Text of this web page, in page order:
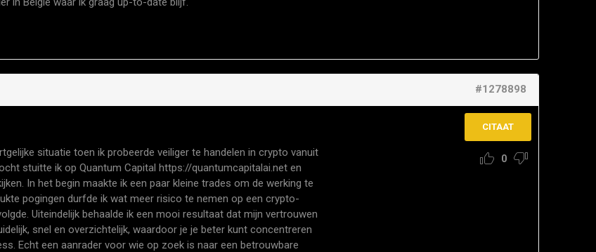
#1278898
situatie toen ik probeerde veiliger te handelen in crypto vanuit
stuitte ik op Quantum Capital https://quantumcapitalai.neten
In het begin maakte ik een paar kleine trades om de werking te
pogingen durfde ik wat meer risico te nemen op een crypto-
Uiteindelijk behaalde ik een mooi resultaat dat mijn vertrouwen
snel en overzichtelijk, waardoor je je beter kunt concentreren
Echt een aanrader voor wie op zoek is naar een betrouwbare
CITAAT
0